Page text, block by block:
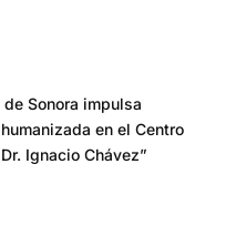
de Sonora impulsa
en el Centro
Ignacio Chávez”